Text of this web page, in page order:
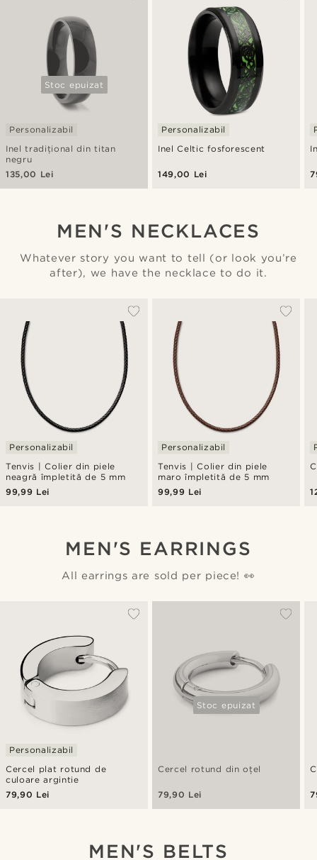
Stoc epuizat
Inel tradițional din titan
negru
Personalizabil
135,00 Lei
Inel Celtic fosforescent
Personalizabil
149,00 Lei
MEN'S NECKLACES
Whatever story you want to tell (or look you’re
after), we have the necklace to do it.
Tenvis | Colier din piele
neagră împletită de 5 mm
Personalizabil
99,99 Lei
Tenvis | Colier din piele
maro împletită de 5 mm
Personalizabil
99,99 Lei
MEN'S EARRINGS
All earrings are sold per piece! 👀
Cercel plat rotund de
culoare argintie
Personalizabil
79,90 Lei
Stoc epuizat
Cercel rotund din oțel
79,90 Lei
MEN'S BELTS